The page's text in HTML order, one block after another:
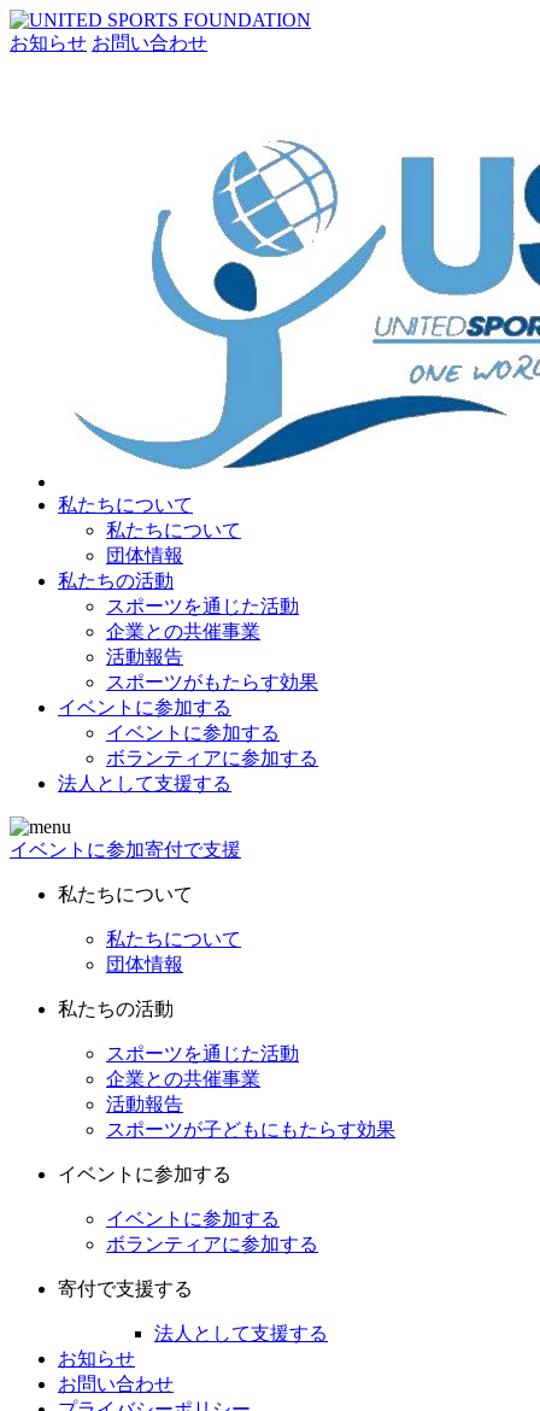
お知らせ お問い合わせ
私たちについて
私たちについて
団体情報
私たちの活動
スポーツを通じた活動
企業との共催事業
活動報告
スポーツがもたらす効果
イベントに参加する
イベントに参加する
ボランティアに参加する
法人として支援する
イベントに参加寄付で支援
私たちについて
私たちについて
団体情報
私たちの活動
スポーツを通じた活動
企業との共催事業
活動報告
スポーツが子どもにもたらす効果
イベントに参加する
イベントに参加する
ボランティアに参加する
寄付で支援する
法人として支援する
お知らせ
お問い合わせ